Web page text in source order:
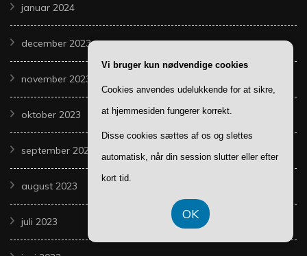
januar 2024
december 2023
november 2023
oktober 2023
september 2023
august 2023
juli 2023
Vi bruger kun nødvendige cookies
Cookies anvendes udelukkende for at sikre,
at hjemmesiden fungerer korrekt.
Disse cookies sættes af os og slettes
automatisk, når din session slutter eller efter
kort tid.
OK